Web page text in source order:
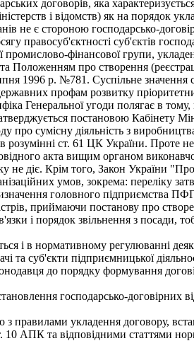
договорів, яка
і відомств) як на порядок
не є стороною господарсько-
правосуб'єктності суб'єктів
фінансової групи,
Положенням про створення
1996 p. №781. Суспільне
профам розвитку
Генеральної угоди полягає в
постановою Кабінету
про сумісну діяльність з
ст. 61 ЦК України. Проте
акта вищим органом
діє. Крім того, Закон України
умов, зокрема: переліку
головного підприємства ПФГ
приймаючи постанову про
і порядок звільнення з посади,
і в нормативному регулюванні
та суб'єкти підприємницької
до порядку формування
господарсько-договірних
з правилами укладення договору,
10 АПК та відповідними статтями